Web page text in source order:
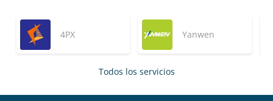
4PX Yanwen
Todos los servicios